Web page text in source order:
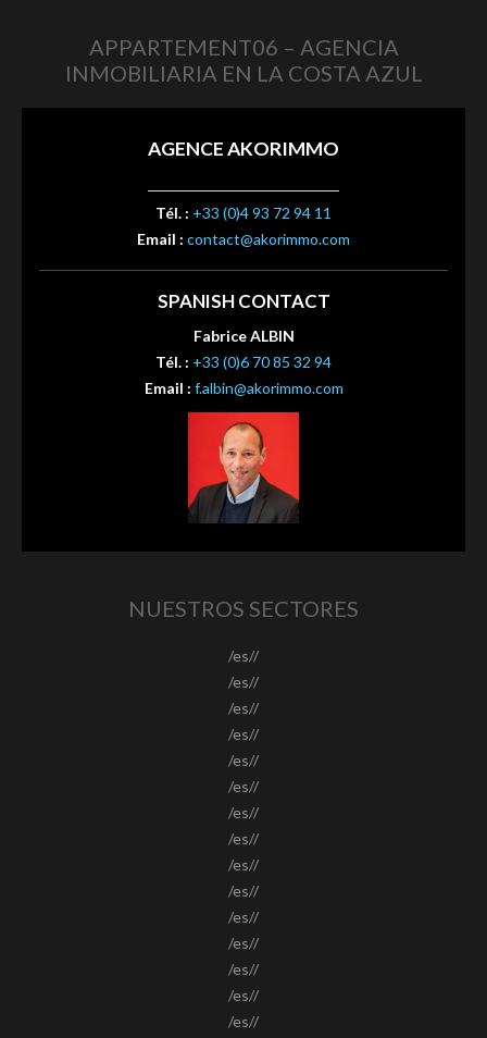
APPARTEMENT06 – AGENCIA
INMOBILIARIA EN LA COSTA AZUL
AGENCE AKORIMMO
Tél. : +33 (0)4 93 72 94 11
Email : contact@akorimmo.com
SPANISH CONTACT
Fabrice ALBIN
Tél. : +33 (0)6 70 85 32 94
Email : f.albin@akorimmo.com
NUESTROS SECTORES
/es//
/es//
/es//
/es//
/es//
/es//
/es//
/es//
/es//
/es//
/es//
/es//
/es//
/es//
/es//